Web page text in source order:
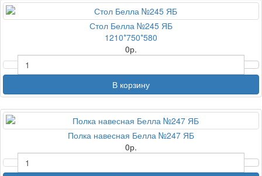
Стол Белла №245 ЯБ
1210*750*580
0р.
В корзину
Полка навесная Белла №247 ЯБ
0р.